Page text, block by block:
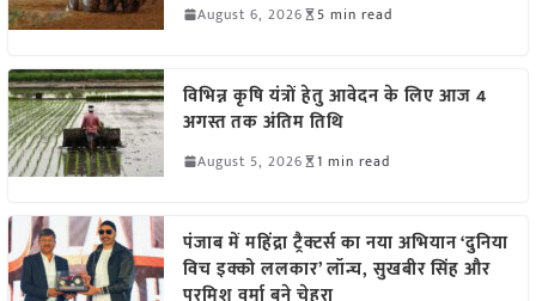
August 6, 2026 5 min read
विभिन्न कृषि यंत्रों हेतु आवेदन के लिए आज 4
अगस्त तक अंतिम तिथि
August 5, 2026 1 min read
पंजाब में महिंद्रा ट्रैक्टर्स का नया अभियान ‘दुनिया
विच इक्को ललकार’ लॉन्च, सुखबीर सिंह और